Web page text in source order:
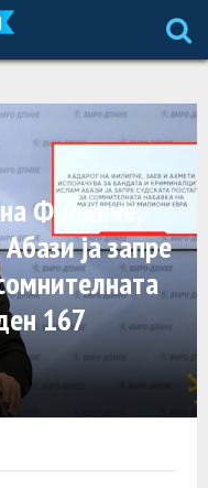
Филипче,
ја запре
167